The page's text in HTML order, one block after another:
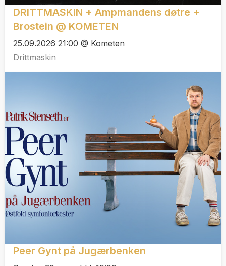
DRITTMASKIN + Ampmandens døtre +
Brostein @ KOMETEN
25.09.2026 21:00 @ Kometen
Drittmaskin
Peer Gynt på Jugærbenken